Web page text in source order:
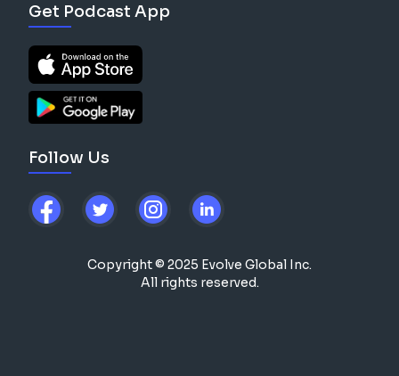
Get Podcast App
Follow Us
Copyright © 2025 Evolve Global Inc.
All rights reserved.